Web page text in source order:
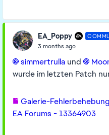
EA_Poppy
3 months ago
simmertrulla​ und
wurde im letzten Patch
Galerie-
EA Forums - 13364903